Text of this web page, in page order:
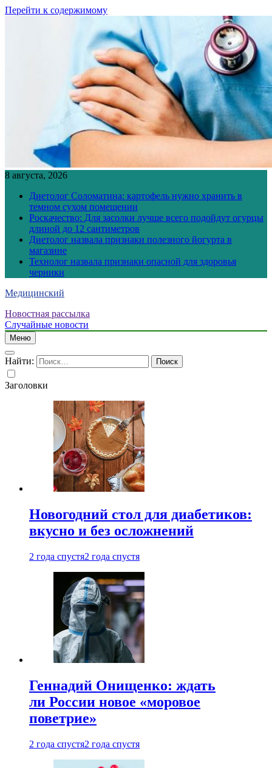
Перейти к содержимому
8 августа, 2026
Диетолог Соломатина: картофель нужно хранить в
темном сухом помещении
Роскачество: Для засолки лучше всего подойдут огурцы
длиной до 12 сантиметров
Диетолог назвала признаки полезного йогурта в
магазине
Технолог назвала признаки опасной для здоровья
черники
Медицинский
Новостная рассылка
Случайные новости
Меню
Найти:
Заголовки
Новогодний стол для диабетиков:
вкусно и без осложнений
2 года спустя2 года спустя
Геннадий Онищенко: ждать
ли России новое «моровое
поветрие»
2 года спустя2 года спустя